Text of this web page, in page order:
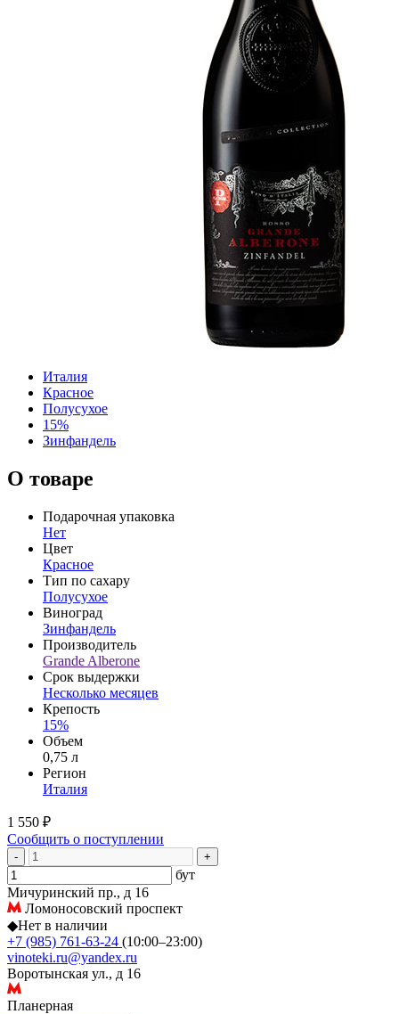
Италия
Красное
Полусухое
15%
Зинфандель
О товаре
Подарочная упаковка
Нет
Цвет
Красное
Тип по сахару
Полусухое
Виноград
Зинфандель
Производитель
Grande Alberone
Срок выдержки
Несколько месяцев
Крепость
15%
Объем
0,75 л
Регион
Италия
1 550 ₽
Сообщить о поступлении
- +
бут
Мичуринский пр., д 16
Ломоносовский проспект
◆Нет в наличии
+7 (985) 761-63-24 (10:00–23:00)
vinoteki.ru@yandex.ru
Воротынская ул., д 16
Планерная